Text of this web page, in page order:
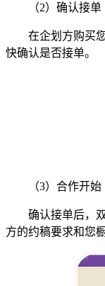
（2）确认接单
在企划方购买您
快确认是否接单。
（3）合作开始
确认接单后，双
方的约稿要求和您